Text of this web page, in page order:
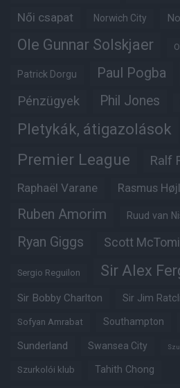
Női csapat Norwich City
Ole Gunnar Solskjaer
Patrick Dorgu Paul Pogba
Pénzügyek Phil Jones
Pletykák, átigazolások
Premier League Ralf
Raphaël Varane Rasmus
Ruben Amorim Ruud van
Ryan Giggs Scott
Sergio Reguilon Sir Alex
Sir Bobby Charlton Sir Jim
Sofyan Amrabat Southampton
Sunderland Swansea City
Szurkolói klub Tahith Chong